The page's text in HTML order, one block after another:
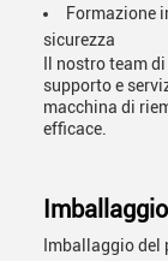
Formazione
sicurezza
Il nostro team
supporto e
macchina di
efficace.
Imballaggio del